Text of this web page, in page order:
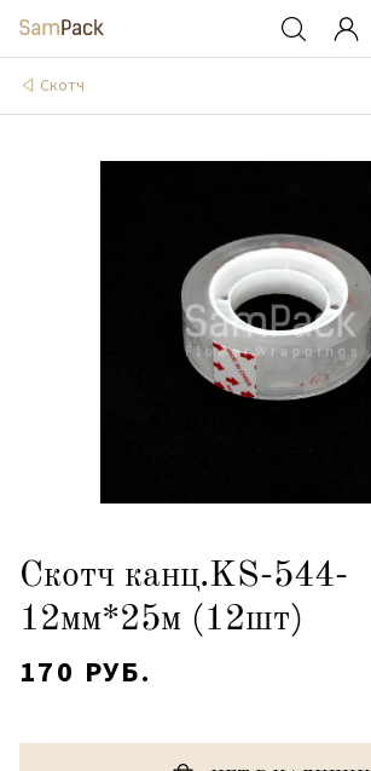
Скотч
Скотч канц.KS-544-
12мм*25м (12шт)
170 РУБ.